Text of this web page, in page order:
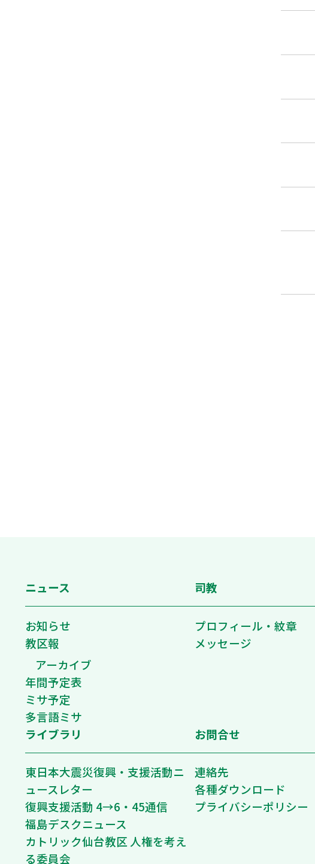
ニュース
お知らせ
教区報
アーカイブ
年間予定表
ミサ予定
多言語ミサ
司教
プロフィール・紋章
メッセージ
ライブラリ
東日本大震災復興・支援活動ニ
ュースレター
復興支援活動 4→6・45通信
福島デスクニュース
カトリック仙台教区 人権を考え
る委員会
お問合せ
連絡先
各種ダウンロード
プライバシーポリシー